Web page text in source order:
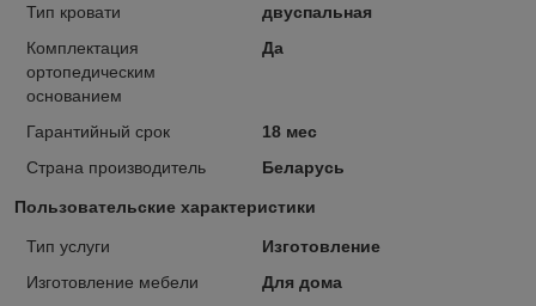
Тип кровати
двуспальная
Комплектация
ортопедическим
основанием
Да
Гарантийный срок
18 мес
Страна производитель
Беларусь
Пользовательские характеристики
Тип услуги
Изготовление
Изготовление мебели
Для дома